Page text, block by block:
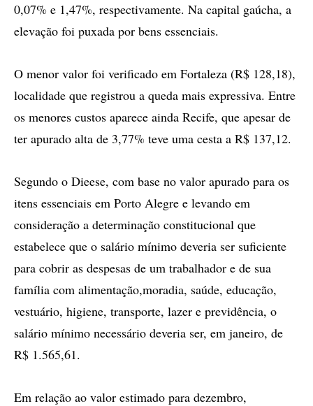
0,07% e 1,47%, respectivamente. Na capital gaúcha, a
elevação foi puxada por bens essenciais.
O menor valor foi verificado em Fortaleza (R$ 128,18),
localidade que registrou a queda mais expressiva. Entre
os menores custos aparece ainda Recife, que apesar de
ter apurado alta de 3,77% teve uma cesta a R$ 137,12.
Segundo o Dieese, com base no valor apurado para os
itens essenciais em Porto Alegre e levando em
consideração a determinação constitucional que
estabelece que o salário mínimo deveria ser suficiente
para cobrir as despesas de um trabalhador e de sua
família com alimentação,moradia, saúde, educação,
vestuário, higiene, transporte, lazer e previdência, o
salário mínimo necessário deveria ser, em janeiro, de
R$ 1.565,61.
Em relação ao valor estimado para dezembro,